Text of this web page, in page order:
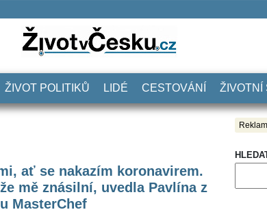
ŽIVOT POLITIKŮ LIDÉ CESTOVÁNÍ ŽIVOTNÍ
ať se nakazím koronavirem.
mě znásilní, uvedla Pavlína z
MasterChef